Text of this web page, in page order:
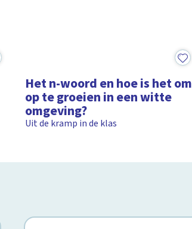
Het n-woord en hoe is het om
op te groeien in een witte
omgeving?
Uit de kramp in de klas